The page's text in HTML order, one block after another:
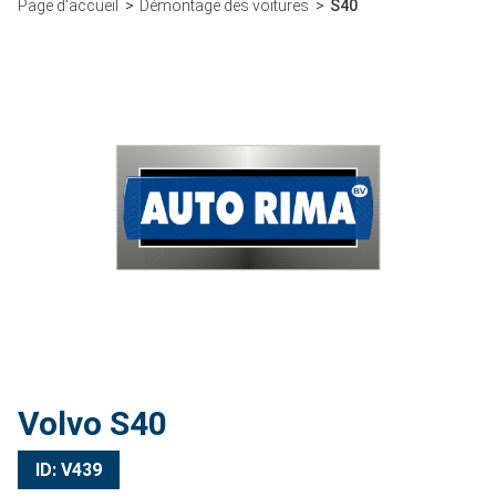
Page d'accueil Démontage des voitures S40
Volvo S40
ID: V439